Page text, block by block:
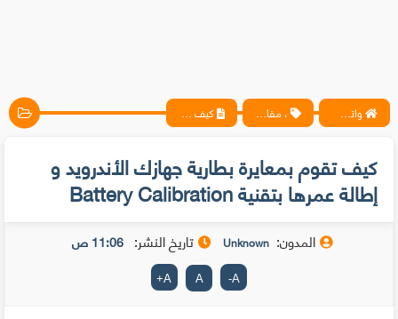
واتس آب ، فيسبوك ، أنترنت ، شروحات تقنية حصرية - المحترف ، مقالات كيف تقوم بمعايرة بطارية جهازك الأندرويد و إطالة عمرها بتقنية Battery Calibration
كيف تقوم بمعايرة بطارية جهازك الأندرويد و
إطالة عمرها بتقنية Battery Calibration
المدون: Unknown تاريخ النشر: 11:06 ص
A
-
A
A
+